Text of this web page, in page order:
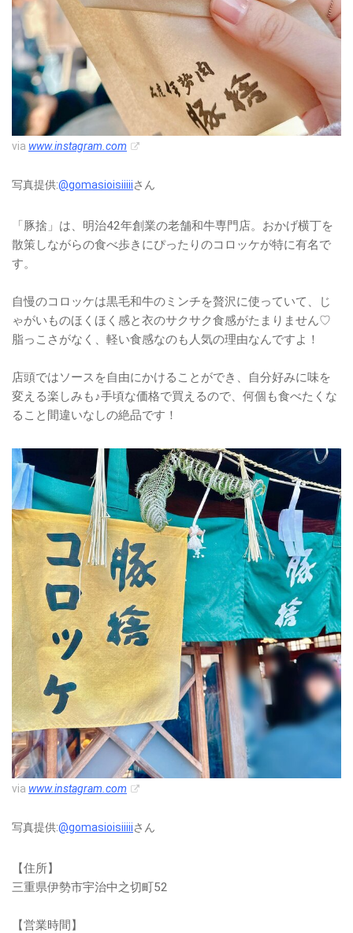
via www.instagram.com
写真提供:@gomasioisiiiiiさん
「豚捨」は、明治42年創業の老舗和牛専門店。おかげ横丁を
散策しながらの食べ歩きにぴったりのコロッケが特に有名で
す。
自慢のコロッケは黒毛和牛のミンチを贅沢に使っていて、じ
ゃがいものほくほく感と衣のサクサク食感がたまりません♡
脂っこさがなく、軽い食感なのも人気の理由なんですよ！
店頭ではソースを自由にかけることができ、自分好みに味を
変える楽しみも♪手頃な価格で買えるので、何個も食べたくな
ること間違いなしの絶品です！
via www.instagram.com
写真提供:@gomasioisiiiiiさん
【住所】
三重県伊勢市宇治中之切町52
【営業時間】